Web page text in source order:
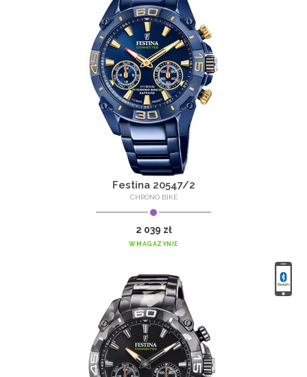
Festina 20547/2
CHRONO BIKE
2 039 zł
W MAGAZYNIE